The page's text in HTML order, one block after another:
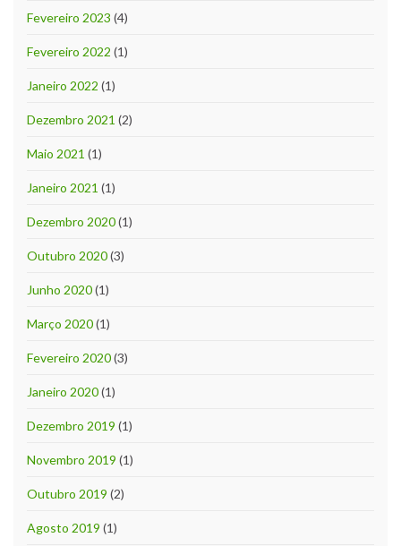
Fevereiro 2023 (4)
Fevereiro 2022 (1)
Janeiro 2022 (1)
Dezembro 2021 (2)
Maio 2021 (1)
Janeiro 2021 (1)
Dezembro 2020(1)
Outubro 2020(3)
Junho 2020(1)
Março 2020(1)
Fevereiro 2020(3)
Janeiro 2020(1)
Dezembro 2019 (1)
Novembro 2019 (1)
Outubro 2019 (2)
Agosto 2019 (1)